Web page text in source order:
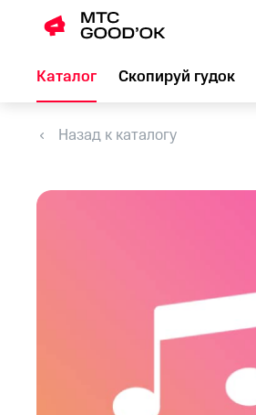
Каталог Скопируй гудок
Назад к каталогу